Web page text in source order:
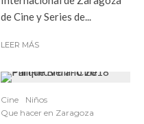
de Cine y Series de...
LEER MÁS
Cine
Niños
Que hacer en Zaragoza